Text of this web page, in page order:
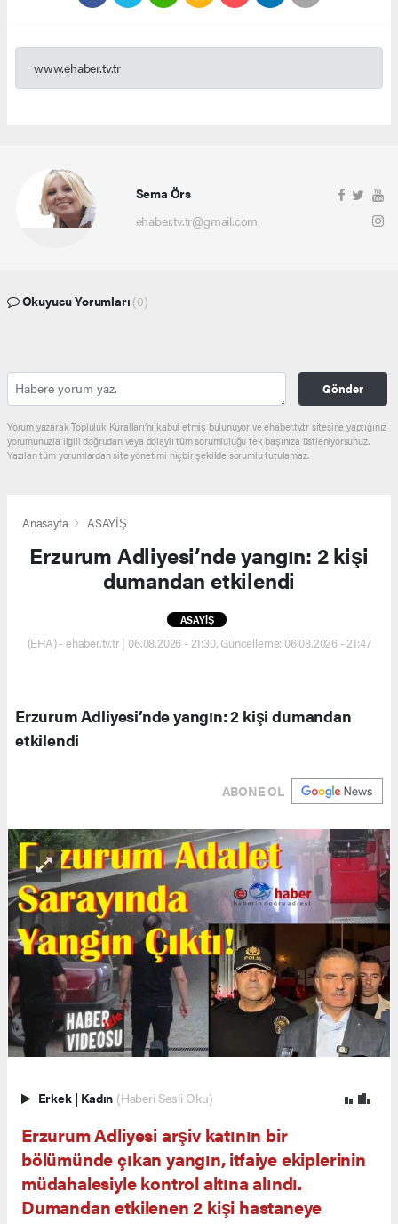
www.ehaber.tv.tr
Sema Örs
ehaber.tv.tr@gmail.com
Okuyucu Yorumları (0)
Gönder
Yorum yazarak Topluluk Kuralları’nı kabul etmiş bulunuyor ve ehaber.tv.tr sitesine yaptığınız
yorumunuzla ilgili doğrudan veya dolaylı tüm sorumluluğu tek başınıza üstleniyorsunuz.
Yazılan tüm yorumlardan site yönetimi hiçbir şekilde sorumlu tutulamaz.
Anasayfa ASAYİŞ
Erzurum Adliyesi’nde yangın: 2 kişi
dumandan etkilendi
ASAYİŞ
(EHA) - ehaber.tv.tr | 06.08.2026 - 21:30, Güncelleme: 06.08.2026 - 21:47
Erzurum Adliyesi’nde yangın: 2 kişi dumandan
etkilendi
ABONE OL
Erkek | Kadın (Haberi Sesli Oku)
Erzurum Adliyesi arşiv katının bir
bölümünde çıkan yangın, itfaiye ekiplerinin
müdahalesiyle kontrol altına alındı.
Dumandan etkilenen 2 kişi hastaneye